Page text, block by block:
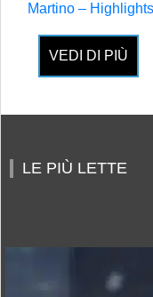
Martino –
VEDI DI PIÙ
LE PIÙ LETTE